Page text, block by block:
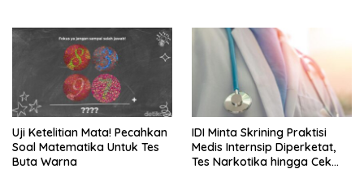
Uji Ketelitian Mata! Pecahkan
Soal Matematika Untuk Tes
Buta Warna
IDI Minta Skrining Praktisi
Medis Internsip Diperketat,
Tes Narkotika hingga Cek